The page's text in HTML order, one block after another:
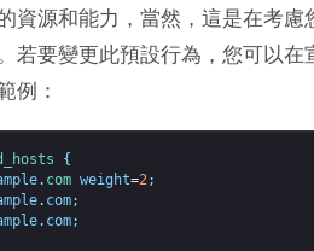
資源和能力，當然，這是在考
若要變更此預設行為，您可以
例：
{
. com weight=2;
. com;
. com;